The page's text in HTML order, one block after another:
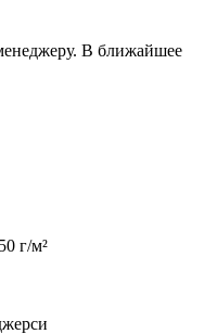
В ближайшее
г/м²